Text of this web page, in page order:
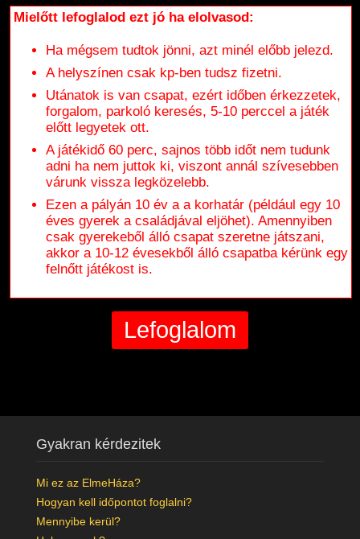
Mielőtt lefoglalod ezt jó ha elolvasod:
Ha mégsem tudtok jönni, azt minél előbb jelezd.
A helyszínen csak kp-ben tudsz fizetni.
Utánatok is van csapat, ezért időben érkezzetek,
forgalom, parkoló keresés, 5-10 perccel a játék
előtt legyetek ott.
A játékidő 60 perc, sajnos több időt nem tudunk
adni ha nem juttok ki, viszont annál szívesebben
várunk vissza legközelebb.
Ezen a pályán 10 év a a korhatár (például egy 10
éves gyerek a családjával eljöhet). Amennyiben
csak gyerekeből álló csapat szeretne játszani,
akkor a 10-12 évesekből álló csapatba kérünk egy
felnőtt játékost is.
Gyakran kérdezitek
Mi ez az ElmeHáza?
Hogyan kell időpontot foglalni?
Mennyibe kerül?